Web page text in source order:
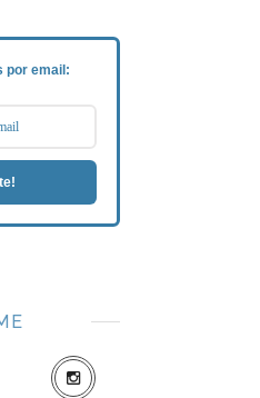
por email: